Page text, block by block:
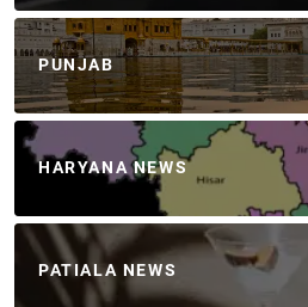
PUNJAB
HARYANA NEWS
PATIALA NEWS